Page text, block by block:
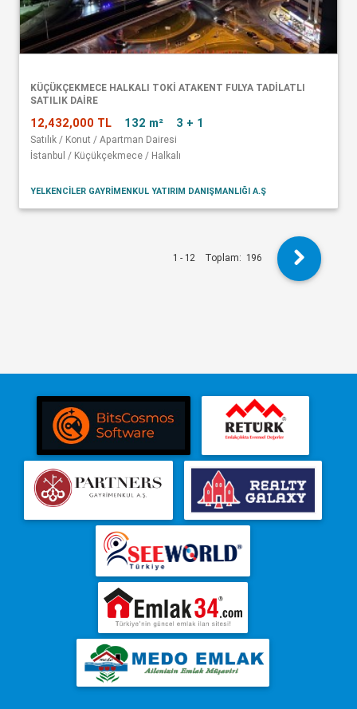
KÜÇÜKÇEKMECE HALKALI TOKİ ATAKENT FULYA TADİLATLI
SATILIK DAİRE
12,432,000 TL 132 m² 3 + 1
Satılık / Konut / Apartman Dairesi
İstanbul / Küçükçekmece / Halkalı
YELKENCİLER GAYRİMENKUL YATIRIM DANIŞMANLIĞI A.Ş
1 - 12 Toplam: 196